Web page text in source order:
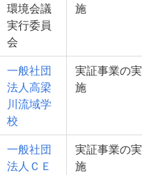
環境会議
実行委員
会
施
一般社団
法人高梁
川流域学
校
実証事業の実
施
一般社団
法人ＣＥ
実証事業の実
施